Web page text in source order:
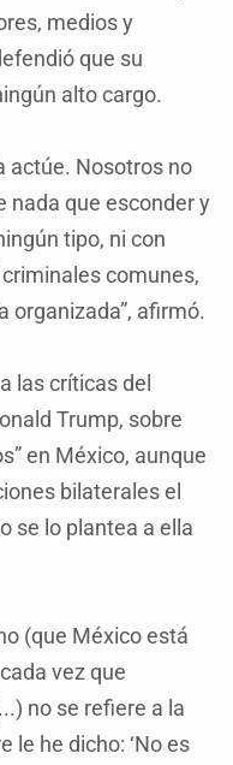
medios y
que su
alto cargo.
actúe. Nosotros no
que esconder y
tipo, ni con
comunes,
organizada”, afirmó.
las críticas del
Trump, sobre
en México, aunque
bilaterales el
se lo plantea a ella
(que México está
vez que
no se refiere a la
le he dicho: ‘No es